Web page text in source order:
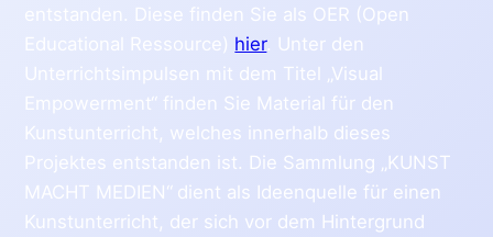
entstanden. Diese finden Sie als OER (Open
Educational Ressource) hier. Unter den
Unterrichtsimpulsen mit dem Titel „Visual
Empowerment“ finden Sie Material für den
Kunstunterricht, welches innerhalb dieses
Projektes entstanden ist. Die Sammlung „KUNST
MACHT MEDIEN“ dient als Ideenquelle für einen
Kunstunterricht, der sich vor dem Hintergrund